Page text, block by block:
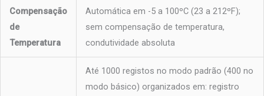
Compensação
de
Temperatura
Automática em -5 a 100ºC (23 a 212ºF);
sem compensação de temperatura,
condutividade absoluta
Até 1000 registos no modo padrão (400 no
modo básico) organizados em: registro